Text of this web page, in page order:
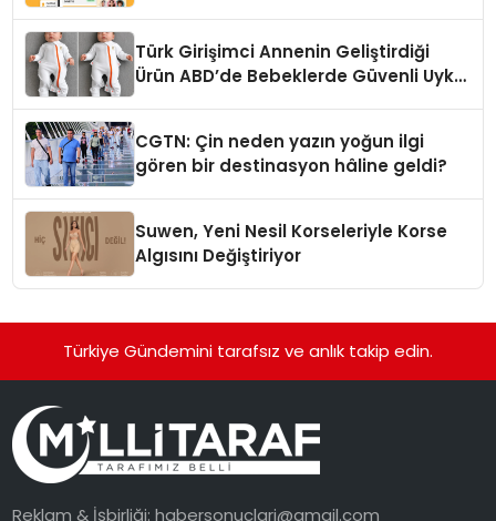
Türk Girişimci Annenin Geliştirdiği
Ürün ABD’de Bebeklerde Güvenli Uyku
CGTN: Çin neden yazın yoğun ilgi
gören bir destinasyon hâline geldi?
Suwen, Yeni Nesil Korseleriyle Korse
Algısını Değiştiriyor
Türkiye Gündemini tarafsız ve anlık takip edin.
Reklam & İşbirliği:habersonuclari@gmail.com